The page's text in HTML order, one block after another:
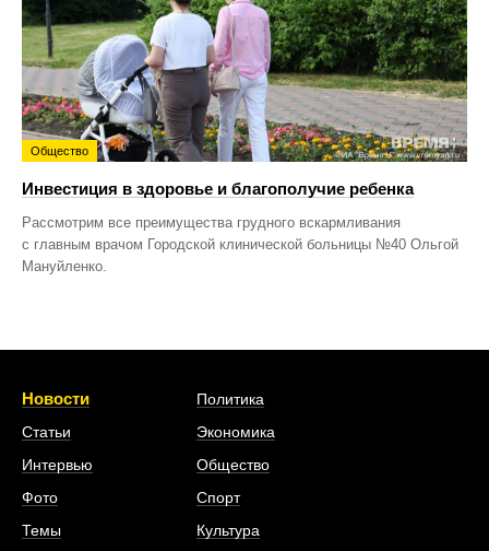
Общество
Инвестиция в здоровье и благополучие ребенка
Рассмотрим все преимущества грудного вскармливания
с главным врачом Городской клинической больницы №40 Ольгой
Мануйленко.
Новости
Статьи
Интервью
Фото
Темы
Политика
Экономика
Общество
Спорт
Культура